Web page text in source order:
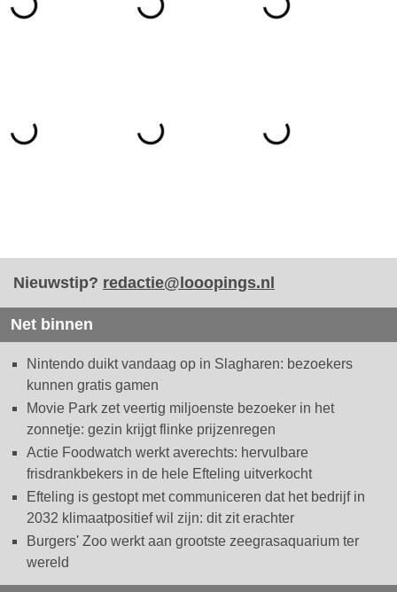
Nieuwstip? redactie@looopings.nl
Net binnen
Nintendo duikt vandaag op in Slagharen: bezoekers
kunnen gratis gamen
Movie Park zet veertig miljoenste bezoeker in het
zonnetje: gezin krijgt flinke prijzenregen
Actie Foodwatch werkt averechts: hervulbare
frisdrankbekers in de hele Efteling uitverkocht
Efteling is gestopt met communiceren dat het bedrijf in
2032 klimaatpositief wil zijn: dit zit erachter
Burgers' Zoo werkt aan grootste zeegrasaquarium ter
wereld